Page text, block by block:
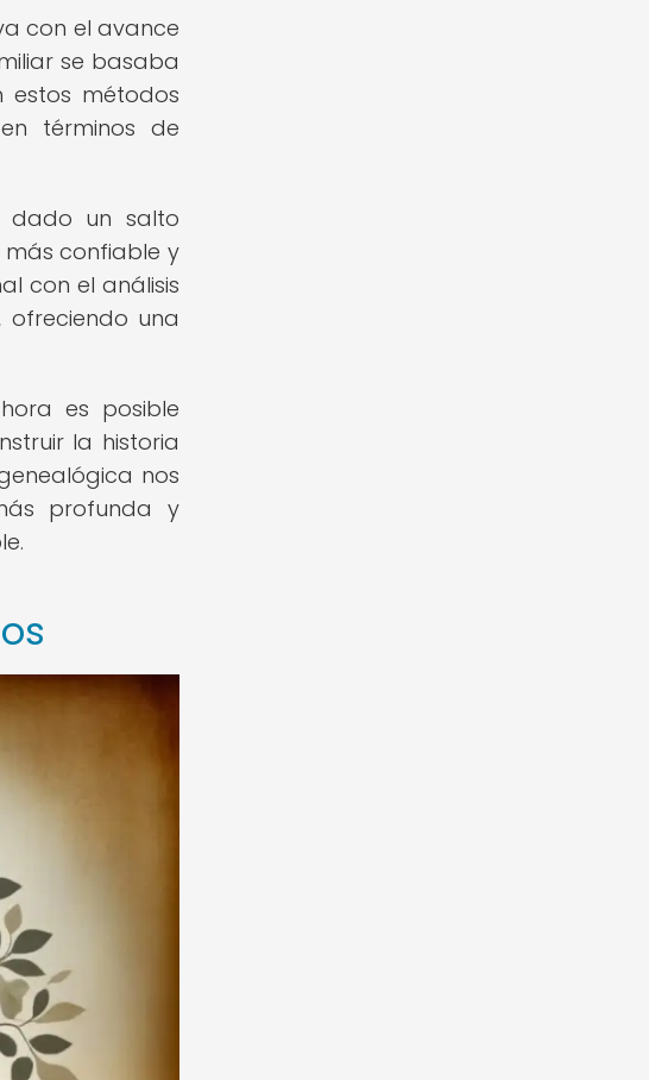
con el avance
se basaba
estos métodos
términos de
dado un salto
confiable y
con el análisis
ofreciendo una
es posible
la historia
nos
profunda y